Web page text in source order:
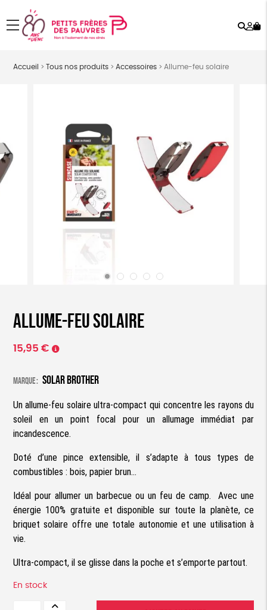
menu
Accueil > Tous nos produits> Accessoires> Allume-feu solaire
Allume-feu solaire
15,95 €
Marque : Solar Brother
Un allume-feu solaire ultra-compact qui concentre les rayons du
soleil en un point focal pour un allumage immédiat par
incandescence.
Doté d’une pince extensible, il s’adapte à tous types de
combustibles : bois, papier brun…
Idéal pour allumer un barbecue ou un feu de camp. Avec une
énergie 100% gratuite et disponible sur toute la planète, ce
briquet solaire offre une totale autonomie et une utilisation à
vie.
Ultra-compact, il se glisse dans la poche et s’emporte partout.
En stock